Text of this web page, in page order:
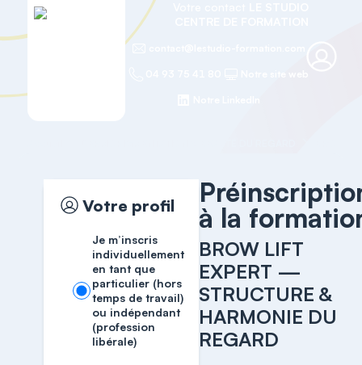
Votre profil
Je m’inscris
individuellement
en tant que
particulier (hors
temps de travail)
ou indépendant
(profession
libérale)
à la
BROW LIFT
EXPERT —
STRUCTURE &
HARMONIE DU
REGARD